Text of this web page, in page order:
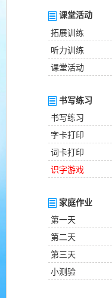
课堂活动
拓展训练
听力训练
课堂活动
书写练习
书写练习
字卡打印
词卡打印
识字游戏
家庭作业
第一天
第二天
第三天
小测验